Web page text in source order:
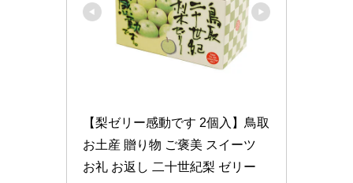
【梨ゼリー感動です 2個入】鳥取
お土産 贈り物 ご褒美 スイーツ
お礼 お返し 二十世紀梨 ゼリー